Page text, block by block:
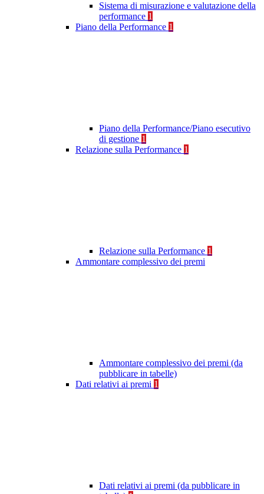
Sistema di misurazione e valutazione della
performance 1
Piano della Performance 1
Piano della Performance/Piano esecutivo
di gestione 1
Relazione sulla Performance 1
Relazione sulla Performance 1
Ammontare complessivo dei premi
Ammontare complessivo dei premi (da
pubblicare in tabelle)
Dati relativi ai premi 1
Dati relativi ai premi (da pubblicare in